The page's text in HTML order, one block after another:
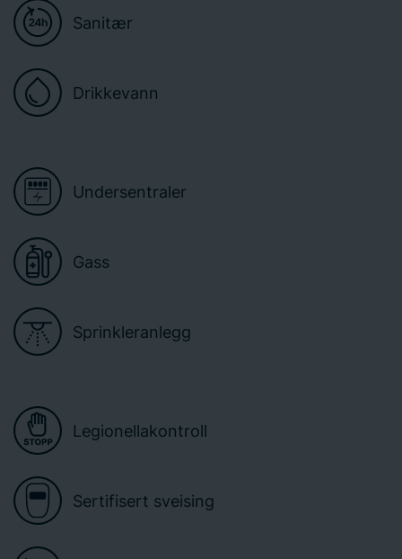
Sanitær
Drikkevann
Undersentraler
Gass
Sprinkleranlegg
Legionellakontroll
Sertifisert sveising